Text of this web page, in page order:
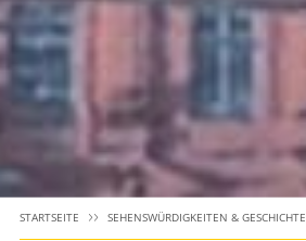
STARTSEITE SEHENSWÜRDIGKEITEN & GESCHICHTE